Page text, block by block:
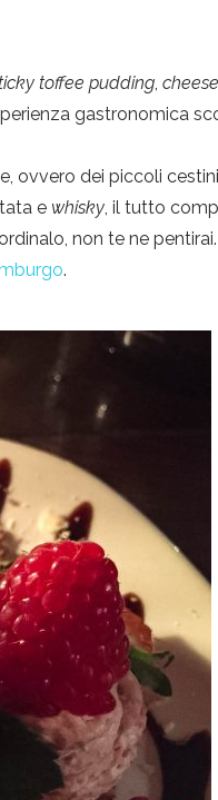
toffee pudding,
gastronomica
ovvero dei piccoli
e whisky, il tutto
non te ne
.